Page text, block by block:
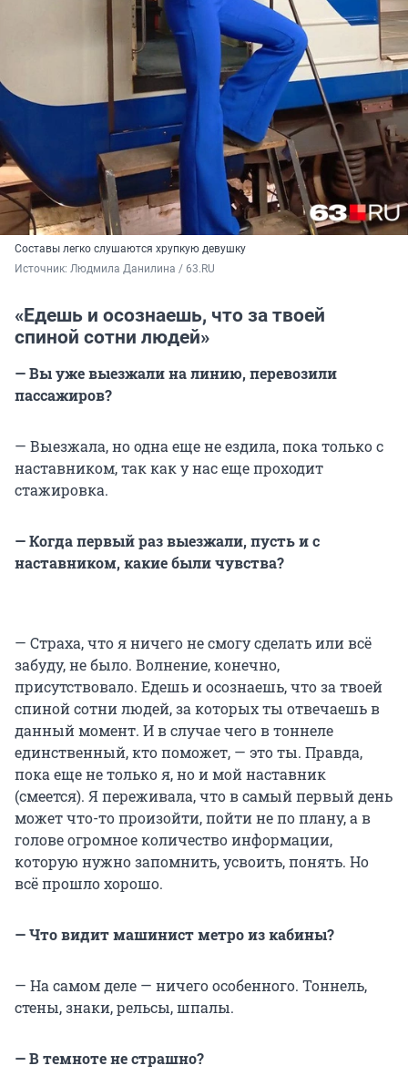
Составы легко слушаются хрупкую девушку
Источник: Людмила Данилина / 63.RU
«Едешь и осознаешь, что за твоей
спиной сотни людей»
— Вы уже выезжали на линию, перевозили
пассажиров?
— Выезжала, но одна еще не ездила, пока только с
наставником, так как у нас еще проходит
стажировка.
— Когда первый раз выезжали, пусть и с
наставником, какие были чувства?
— Страха, что я ничего не смогу сделать или всё
забуду, не было. Волнение, конечно,
присутствовало. Едешь и осознаешь, что за твоей
спиной сотни людей, за которых ты отвечаешь в
данный момент. И в случае чего в тоннеле
единственный, кто поможет, — это ты. Правда,
пока еще не только я, но и мой наставник
(смеется). Я переживала, что в самый первый день
может что-то произойти, пойти не по плану, а в
голове огромное количество информации,
которую нужно запомнить, усвоить, понять. Но
всё прошло хорошо.
— Что видит машинист метро из кабины?
— На самом деле — ничего особенного. Тоннель,
стены, знаки, рельсы, шпалы.
— В темноте не страшно?